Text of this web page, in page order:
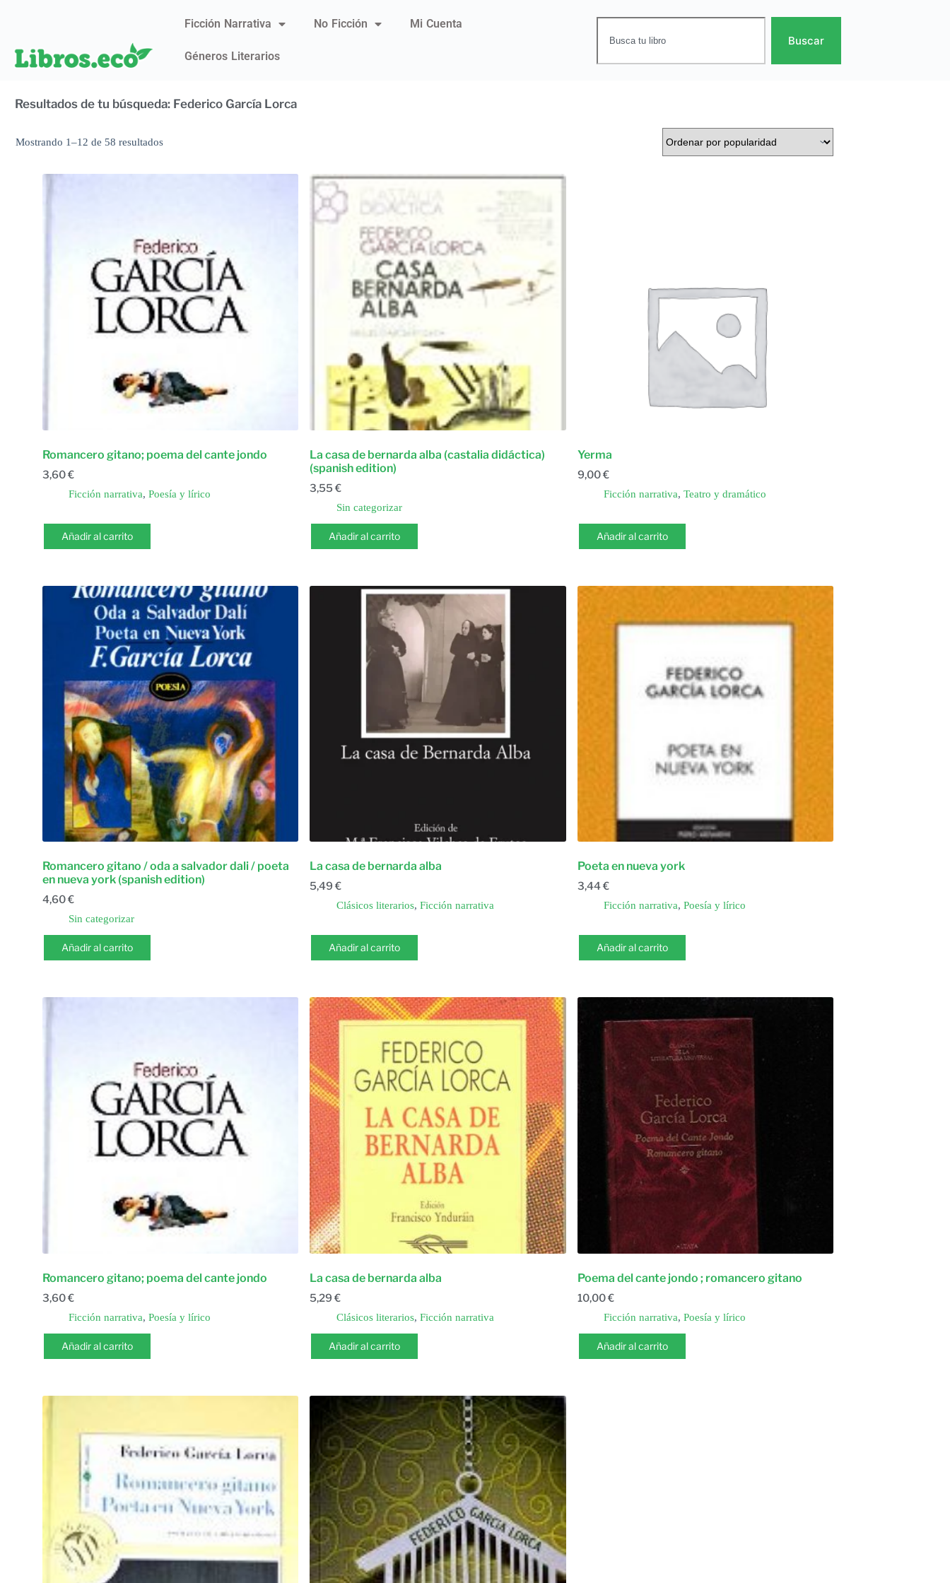
Ficción Narrativa No Ficción Mi Cuenta
Géneros Literarios
Buscar
Resultados de tu búsqueda: Federico García Lorca
Mostrando 1–12 de 58 resultados
Romancero gitano; poema del cante jondo
3,60€
Ficción narrativa, Poesía y lírico
Añadir al carrito
La casa de bernarda alba (castalia didáctica)
(spanish edition)
3,55 €
Sin categorizar
Añadir al carrito
Yerma
9,00€
Ficción narrativa, Teatro y dramático
Añadir al carrito
Romancero gitano / oda a salvador dali / poeta
en nueva york (spanish edition)
4,60€
Sin categorizar
Añadir al carrito
La casa de bernarda alba
5,49 €
Clásicos literarios, Ficción narrativa
Añadir al carrito
Poeta en nueva york
3,44€
Ficción narrativa, Poesía y lírico
Añadir al carrito
Romancero gitano; poema del cante jondo
3,60€
Ficción narrativa, Poesía y lírico
Añadir al carrito
La casa de bernarda alba
5,29 €
Clásicos literarios, Ficción narrativa
Añadir al carrito
Poema del cante jondo ; romancero gitano
10,00€
Ficción narrativa, Poesía y lírico
Añadir al carrito